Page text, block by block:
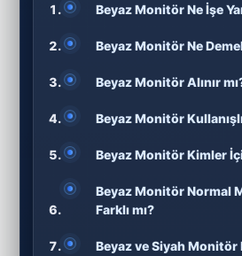
Beyaz Monitör Ne İşe
Beyaz Monitör Ne
Beyaz Monitör Alınır
Beyaz Monitör
Beyaz Monitör Kimler
Beyaz Monitör Normal
Farklı mı?
Beyaz ve Siyah Monitör